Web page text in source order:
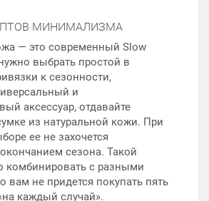
МИНИМАЛИЗМА
— это современный Slow
выбрать простой в
к сезонности,
и
аксессуар, отдавайте
из натуральной кожи. При
ее не захочется
сезона. Такой
комбинировать с разными
вам не придется покупать пять
каждый случай»‎.